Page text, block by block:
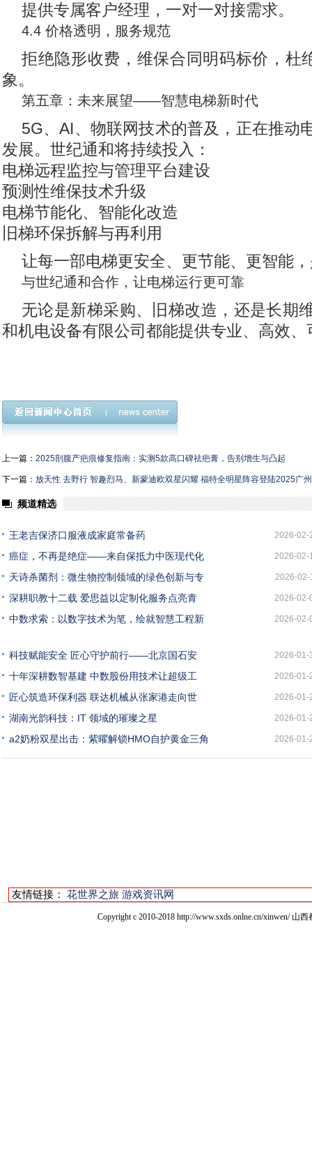
提供专属客户经理，一对一对接需求。
4.4 价格透明，服务规范
拒绝隐形收费，维保合同明码标价，杜
象。
第五章：未来展望——智慧电梯新时代
5G、AI、物联网技术的普及，正在推动
发展。世纪通和将持续投入：
电梯远程监控与管理平台建设
预测性维保技术升级
电梯节能化、智能化改造
旧梯环保拆解与再利用
让每一部电梯更安全、更节能、更智能
与世纪通和合作，让电梯运行更可靠
无论是新梯采购、旧梯改造，还是长期
和机电设备有限公司都能提供专业、高效
上一篇： 2025剖腹产疤痕修复指南：实测5款高口碑祛疤膏，告别增生与凸起
下一篇： 放天性 去野行 智趣烈马、新蒙迪欧双星闪耀 福特全明星阵容登陆2025广
频道精选
王老吉保济口服液成家庭常备药 2026-02-
癌症，不再是绝症——来自保抵力中医现代化 2026-02-
天诗杀菌剂：微生物控制领域的绿色创新与专 2026-02-
深耕职教十二载 爱思益以定制化服务点亮青 2026-02-
中数求索：以数字技术为笔，绘就智慧工程新 2026-02-
科技赋能安全 匠心守护前行——北京国石安 2026-01-
十年深耕数智基建 中数股份用技术让超级工 2026-01-
匠心筑造环保利器 联达机械从张家港走向世 2026-01-
湖南光韵科技：IT 领域的璀璨之星 2026-01-
a2奶粉双星出击：紫曜解锁HMO自护黄金三角 2026-01-
友情链接： 花世界之旅 游戏资讯网
Copyright c 2010-2018 http://www.sxds.onlne.cn/xinwen/